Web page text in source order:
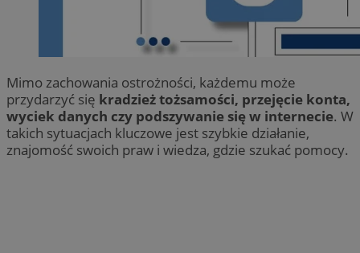
Mimo zachowania ostrożności, każdemu może
przydarzyć się kradzież tożsamości, przejęcie konta,
wyciek danych czy podszywanie się w internecie. W
takich sytuacjach kluczowe jest szybkie działanie,
znajomość swoich praw i wiedza, gdzie szukać pomocy.